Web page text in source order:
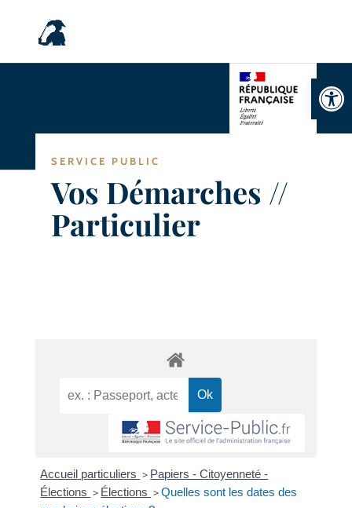
SERVICE PUBLIC
Vos Démarches //
Particulier
Accueil particuliers > Papiers - Citoyenneté -
Élections > Élections >Quelles sont les dates des
Ouvrir